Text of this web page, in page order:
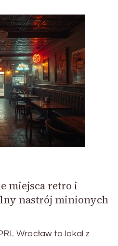
miejsca retro i
nastrój minionych
Wrocław to lokal z